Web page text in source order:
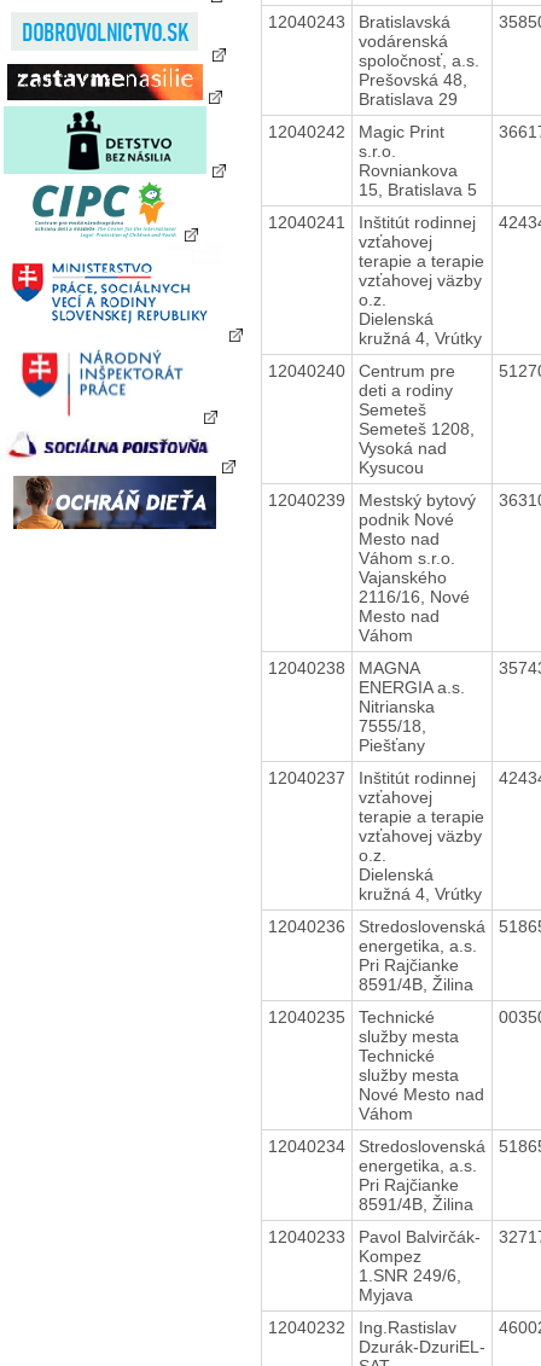
12040243
Bratislavská
vodárenská
spoločnosť, a.s.
Prešovská 48,
Bratislava 29
12040242
Magic Print
s.r.o.
Rovniankova
15, Bratislava 5
12040241
Inštitút rodinnej
vzťahovej
terapie a terapie
vzťahovej väzby
o.z.
Dielenská
kružná 4, Vrútky
12040240
Centrum pre
deti a rodiny
Semeteš
Semeteš 1208,
Vysoká nad
Kysucou
12040239
Mestský bytový
podnik Nové
Mesto nad
Váhom s.r.o.
Vajanského
2116/16, Nové
Mesto nad
Váhom
12040238
MAGNA
ENERGIA a.s.
Nitrianska
7555/18,
Piešťany
12040237
Inštitút rodinnej
vzťahovej
terapie a terapie
vzťahovej väzby
o.z.
Dielenská
kružná 4, Vrútky
12040236
Stredoslovenská
energetika, a.s.
Pri Rajčianke
8591/4B, Žilina
12040235
Technické
služby mesta
Technické
služby mesta
Nové Mesto nad
Váhom
12040234
Stredoslovenská
energetika, a.s.
Pri Rajčianke
8591/4B, Žilina
12040233
Pavol Balvirčák-
Kompez
1.SNR 249/6,
Myjava
12040232
Ing.Rastislav
Dzurák-DzuriEL-